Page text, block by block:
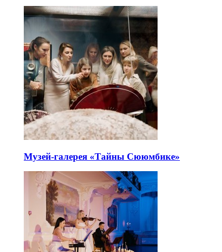
Музей-галерея «Тайны Сююмбике»